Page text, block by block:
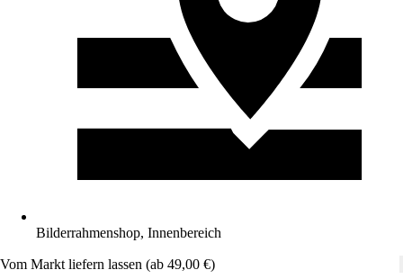
Bilderrahmenshop, Innenbereich
Vom Markt liefern lassen (ab 49,00 €)